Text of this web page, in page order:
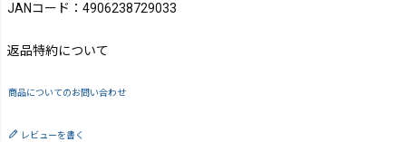
JANコード：4906238729033
返品特約について
商品についてのお問い合わせ
レビューを書く